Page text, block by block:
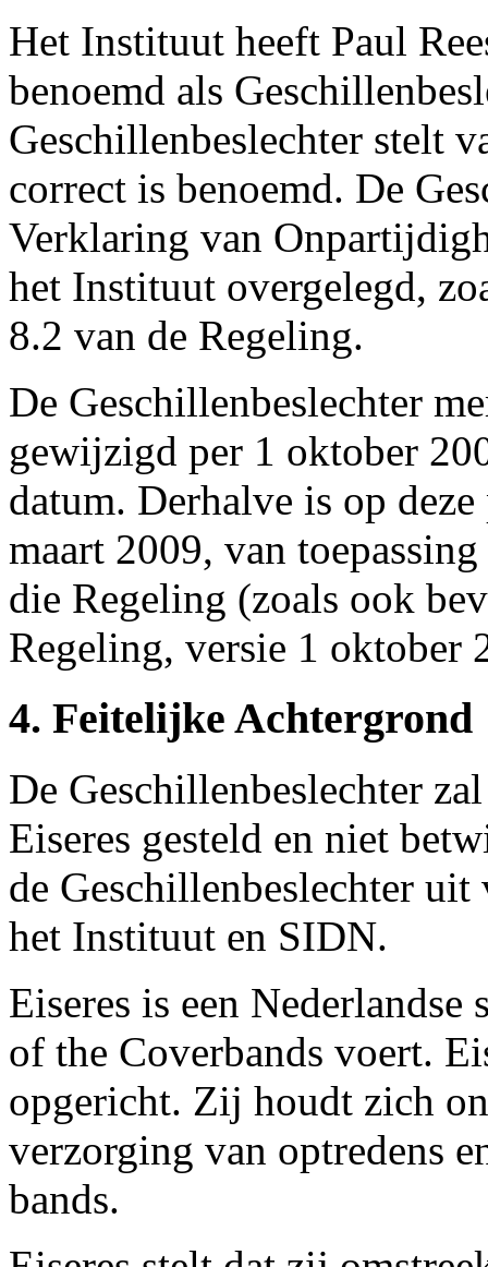
Het Instituut heeft Paul
benoemd als
Geschillenbeslechter stelt
correct is benoemd. De
Verklaring van
het Instituut overgelegd,
8.2 van de Regeling.
De Geschillenbeslechter
gewijzigd per 1 oktober
datum. Derhalve is op
maart 2009, van
die Regeling (zoals ook
Regeling, versie 1 oktober
4. Feitelijke Achtergrond
De Geschillenbeslechter
Eiseres gesteld en niet
de Geschillenbeslechter
het Instituut en SIDN.
Eiseres is een
of the Coverbands voert.
opgericht. Zij houdt zich
verzorging van optredens
bands.